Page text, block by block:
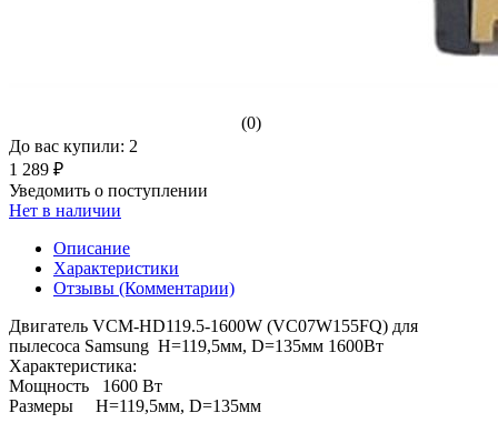
(0)
До вас купили: 2
1 289 ₽
Уведомить о поступлении
Нет в наличии
Описание
Характеристики
Отзывы (Комментарии)
Двигатель VCM-HD119.5-1600W (VC07W155FQ) для
пылесоса Samsung H=119,5мм, D=135мм 1600Вт
Характеристика:
Мощность 1600 Вт
Размеры H=119,5мм, D=135мм